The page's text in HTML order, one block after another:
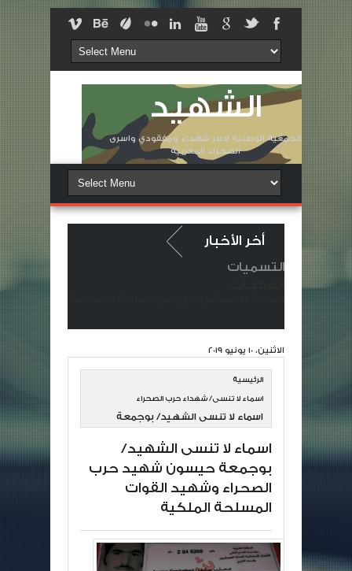
الشهيد
الجمعية الوطنية لاسر شهداء ومفقودي واسرى
الصحراء المغربية
أخر الأخبار
تعزية ومواساة في وفاة المشمولة برحمته السيدة الزهرة لولانتي
التسميات
الاثنين، 10 يونيو 2019
الرئيسية
اسماء لا تنسى/ شهداء حرب الصحراء
اسماء لا تنسى الشهيد/ بوجمعة
القوات المسلحة الملكية
اسماء لا تنسى الشهيد/
بوجمعة حيسون شهيد حرب
الصحراء وشهيد القوات
المسلحة الملكية